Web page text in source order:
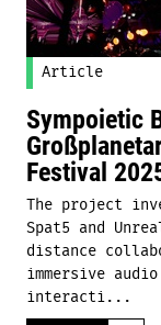
Article
Sympoietic
Festival
The project
Spat5 and
distance
immersive
interacti...